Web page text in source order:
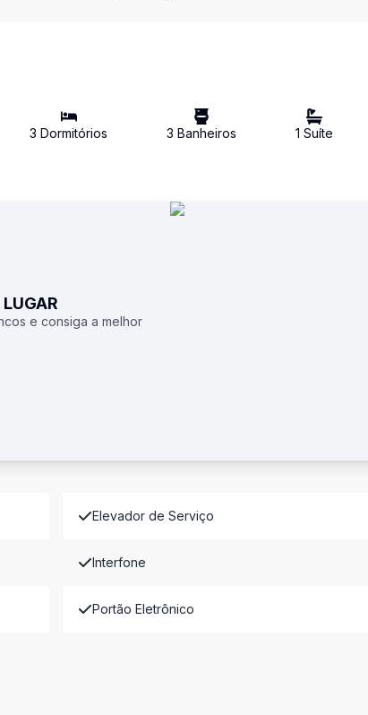
3 Dormitórios 3 Banheiros 1 Suíte
e consiga a melhor
Elevador de Serviço
Interfone
Portão Eletrônico